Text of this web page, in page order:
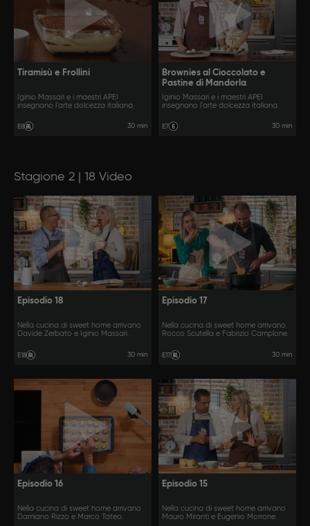
Tiramisù e Frollini
Iginio Massari e i maestri APEI
insegnano l'arte dolcezza italiana.
E8 30 min
Brownies al Cioccolato e
Pastine di Mandorla
Iginio Massari e i maestri APEI
insegnano l'arte dolcezza italiana.
E7 30 min
Stagione 2 | 18 Video
Episodio 18
Nella cucina di sweet home arrivano
Davide Zerbato e Iginio Massari.
E18 30 min
Episodio 17
Nella cucina di sweet home arrivano
Rocco Scutella e Fabrizio Camplone.
E17 30 min
Episodio 16
Nella cucina di sweet home arrivano
Damiano Rizzo e Marco Tateo.
Episodio 15
Nella cucina di sweet home arrivano
Mauro Miranti e Eugenio Morrone.